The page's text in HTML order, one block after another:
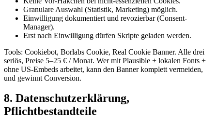
Granulare Auswahl (Statistik, Marketing) möglich.
Einwilligung dokumentiert und revozierbar (Consent-
Manager).
Erst nach Einwilligung dürfen Skripte geladen werden.
Tools: Cookiebot, Borlabs Cookie, Real Cookie Banner. Alle drei
seriös, Preise 5–25 € / Monat. Wer mit Plausible + lokalen Fonts +
ohne US-Embeds arbeitet, kann den Banner komplett vermeiden,
und gewinnt Conversion.
8. Datenschutzerklärung,
Pflichtbestandteile